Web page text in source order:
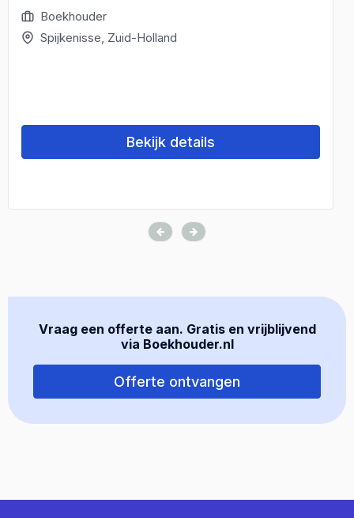
Boekhouder
Spijkenisse, Zuid-Holland
Bekijk details
Vraag een offerte aan. Gratis en vrijblijvend
via Boekhouder.nl
Offerte ontvangen